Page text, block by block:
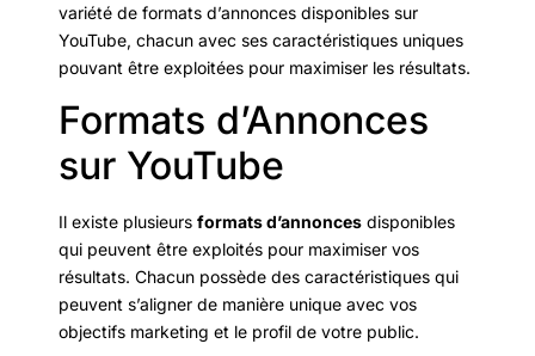
variété de formats d’annonces disponibles sur
YouTube, chacun avec ses caractéristiques uniques
pouvant être exploitées pour maximiser les résultats.
Formats d’Annonces
sur YouTube
Il existe plusieurs formats d’annonces disponibles
qui peuvent être exploités pour maximiser vos
résultats. Chacun possède des caractéristiques qui
peuvent s’aligner de manière unique avec vos
objectifs marketing et le profil de votre public.